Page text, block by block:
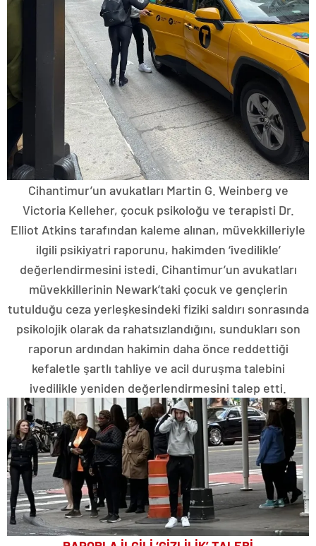
Cihantimur’un avukatları Martin G. Weinberg ve
Victoria Kelleher, çocuk psikoloğu ve terapisti Dr.
Elliot Atkins tarafından kaleme alınan, müvekkilleriyle
ilgili psikiyatri raporunu, hakimden ‘ivedilikle’
değerlendirmesini istedi. Cihantimur’un avukatları
müvekkillerinin Newark’taki çocuk ve gençlerin
tutulduğu ceza yerleşkesindeki fiziki saldırı sonrasında
psikolojik olarak da rahatsızlandığını, sundukları son
raporun ardından hakimin daha önce reddettiği
kefaletle şartlı tahliye ve acil duruşma talebini
ivedilikle yeniden değerlendirmesini talep etti.